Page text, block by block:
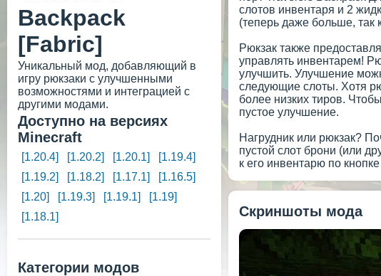
Backpack
[Fabric]
Уникальный мод, добавляющий в
игру рюкзаки с улучшенными
возможностями и интеграцией с
другими модами.
Доступно на версиях
Minecraft
[1.20.4] [1.20.2] [1.20.1]
[1.19.4]
[1.19.2]
[1.18.2] [1.17.1]
[1.16.5]
[1.20]
[1.19.3] [1.19.1]
[1.19]
[1.18.1]
Категории модов
слотов инвентаря и 2
(теперь даже больше, так
Рюкзак также
управлять инвентарем!
улучшить. Улучшение
следующие слоты. Хотя
более низких тиров.
пустое улучшение.
Нагрудник или рюкзак?
пустой слот брони (или
к его инвентарю по
Скриншоты мода